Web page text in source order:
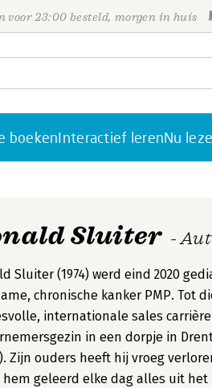
voor 23:00 besteld, morgen in huis
boekenInteractief lerenNu
Sluiter -
Sluiter (1974) werd eind 2020
chronische kanker PMP. Tot
internationale sales
in een dorpje in
Zijn ouders heeft hij vroeg
hem geleerd elke dag alles uit het